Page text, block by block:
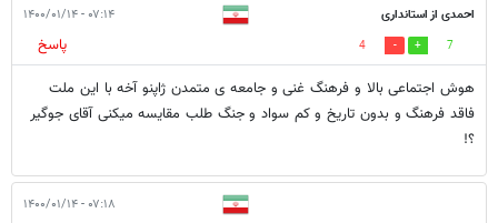
احمدی از استانداری ۰۷:۱۴ - ۱۴۰۰/۰۱/۱۴
7
4
پاسخ
هوش اجتماعی بالا و فرهنگ غنی و جامعه ی متمدن ژاپنو آخه با این ملت
فاقد فرهنگ و بدون تاریخ و کم سواد و جنگ طلب مقایسه میکنی آقای جوگیر
؟!
۰۷:۱۸ - ۱۴۰۰/۰۱/۱۴